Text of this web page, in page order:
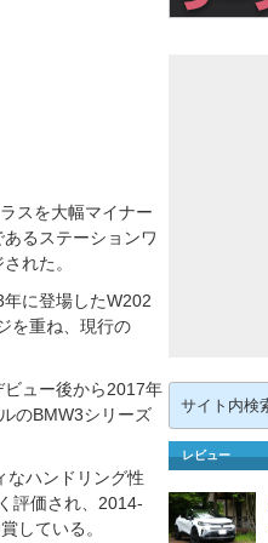
スを大幅マイナー
るステーションワ
れた。
に登場したW202
を重ね、現行の
ュー後から2017年
のBMW3シリーズ
なハンドリング性
評価され、2014-
している。
索:
レビュー